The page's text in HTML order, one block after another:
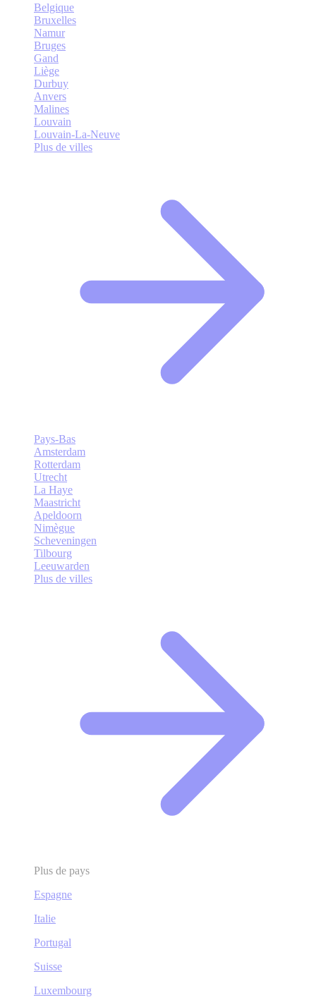
Belgique
Bruxelles
Namur
Bruges
Gand
Liège
Durbuy
Anvers
Malines
Louvain
Louvain-La-Neuve
Plus de villes
Pays-Bas
Amsterdam
Rotterdam
Utrecht
La Haye
Maastricht
Apeldoorn
Nimègue
Scheveningen
Tilbourg
Leeuwarden
Plus de villes
Plus de pays
Espagne
Italie
Portugal
Suisse
Luxembourg